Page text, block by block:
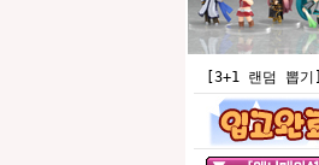
[3+1 랜덤 뽑기]